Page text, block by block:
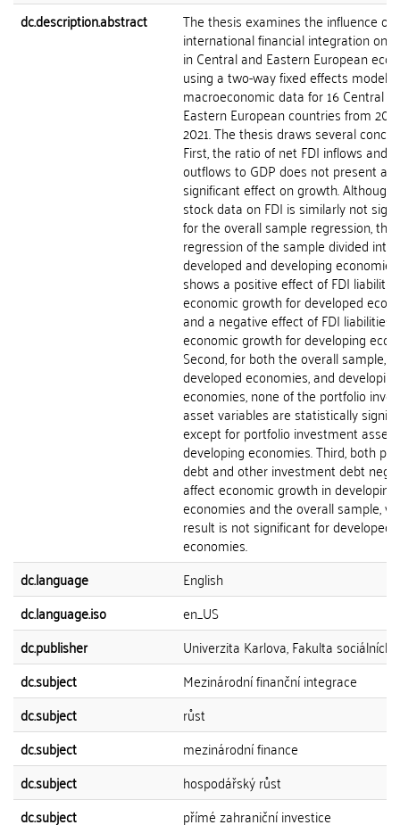
dc.description.abstract
The thesis examines the influence of
international financial integration on
in Central and Eastern European
using a two-way fixed effects model
macroeconomic data for 16 Central
Eastern European countries from
2021. The thesis draws several
First, the ratio of net FDI inflows and
outflows to GDP does not present a
significant effect on growth. Although
stock data on FDI is similarly not
for the overall sample regression, the
regression of the sample divided into
developed and developing economies
shows a positive effect of FDI
economic growth for developed
and a negative effect of FDI liabilities
economic growth for developing
Second, for both the overall sample,
developed economies, and developing
economies, none of the portfolio
asset variables are statistically
except for portfolio investment
developing economies. Third, both
debt and other investment debt
affect economic growth in developing
economies and the overall sample,
result is not significant for developed
economies.
dc.language
English
dc.language.iso
en_US
dc.publisher
Univerzita Karlova, Fakulta sociálních
dc.subject
Mezinárodní finanční integrace
dc.subject
růst
dc.subject
mezinárodní finance
dc.subject
hospodářský růst
dc.subject
přímé zahraniční investice